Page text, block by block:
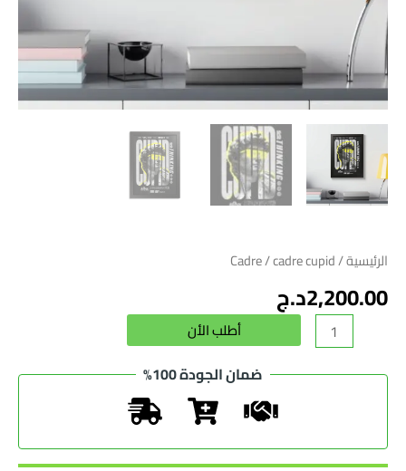
الرئيسية/
Cadre/ cadre cupid
2,200.00د.ج
أطلب الأن
ضمان الجودة 100%